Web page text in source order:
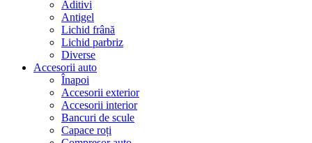
Aditivi
Antigel
Lichid frână
Lichid parbriz
Diverse
Accesorii auto
Înapoi
Accesorii exterior
Accesorii interior
Bancuri de scule
Capace roți